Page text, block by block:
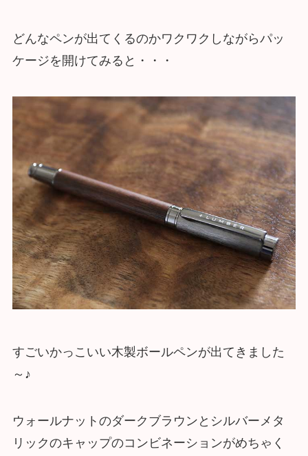
どんなペンが出てくるのかワクワクしながらパッ
ケージを開けてみると・・・
すごいかっこいい木製ボールペンが出てきました
～♪
ウォールナットのダークブラウンとシルバーメタ
リックのキャップのコンビネーションがめちゃく